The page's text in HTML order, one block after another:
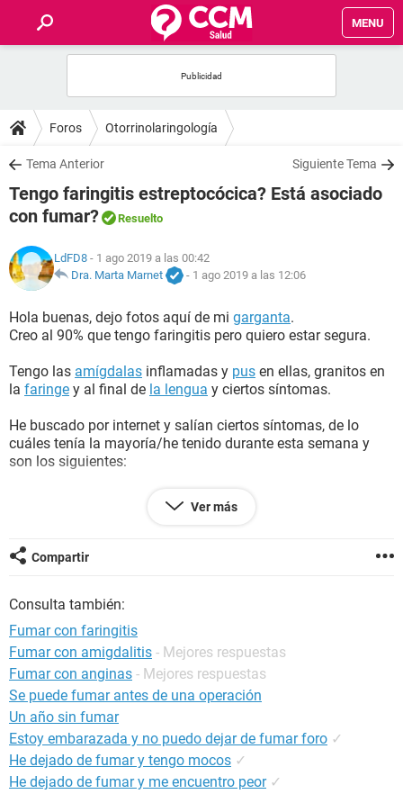
MENU
FOROS
SALUD
FAMILIA
NUTRICIÓN
SEXUALIDAD
GLOSARIO
Foros Otorrinolaringología
Tema Anterior Siguiente Tema
Tengo faringitis estreptocócica? Está asociado
con fumar?
Resuelto
LdFD8 - 1 ago 2019 a las 00:42
Dra. Marta Marnet
- 1 ago 2019 a las 12:06
Hola buenas, dejo fotos aquí de mi garganta.
Creo al 90% que tengo faringitis pero quiero estar segura.
Tengo las amígdalas inflamadas y pus en ellas, granitos en
la faringe y al final de la lengua y ciertos síntomas.
He buscado por internet y salían ciertos síntomas, de lo
cuáles tenía la mayoría/he tenido durante esta semana y
son los siguientes:
Placas rojas y blancas en la garganta.
dolorosos al tacto.
Amígdalas rojas e inflamadas.
Dolor en las lumbares (parte inferior de la espalda).
Malestargeneral, inquietud o
Aquí se ven los granitos del final dela lengua
hacer una foto mejor:
Ver más
Compartir
Consulta también:
Fumar con faringitis
Fumar con amigdalitis - Mejores respuestas
Fumar con anginas - Mejores respuestas
Se puede fumar antes de una operación
Un año sin fumar
Estoy embarazada y no puedo dejar de fumar foro ✓
He dejado de fumar y tengo mocos ✓
He dejado de fumar y me encuentro peor ✓